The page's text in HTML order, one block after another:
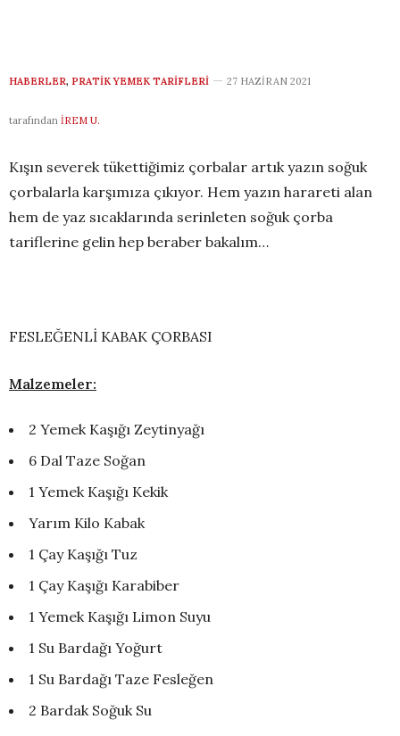
HABERLER, PRATIK YEMEK TARIFLERI 27 HAZIRAN 2021
tarafından İREM U.
Kışın severek tükettiğimiz çorbalar artık yazın soğuk
çorbalarla karşımıza çıkıyor. Hem yazın harareti alan
hem de yaz sıcaklarında serinleten soğuk çorba
tariflerine gelin hep beraber bakalım…
FESLEĞENLİ KABAK ÇORBASI
Malzemeler:
2 Yemek Kaşığı Zeytinyağı
6 Dal Taze Soğan
1 Yemek Kaşığı Kekik
Yarım Kilo Kabak
1 Çay Kaşığı Tuz
1 Çay Kaşığı Karabiber
1 Yemek Kaşığı Limon Suyu
1 Su Bardağı Yoğurt
1 Su Bardağı Taze Fesleğen
2 Bardak Soğuk Su